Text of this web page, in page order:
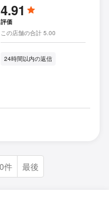
4.91
評価
この店舗の合計 5.00
24時間以内の返信
件 最後